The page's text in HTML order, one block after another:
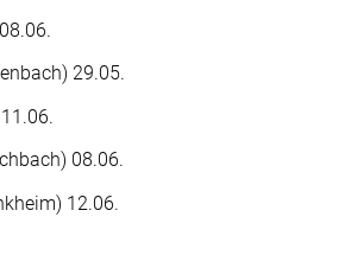
29.05.
08.06.
12.06.